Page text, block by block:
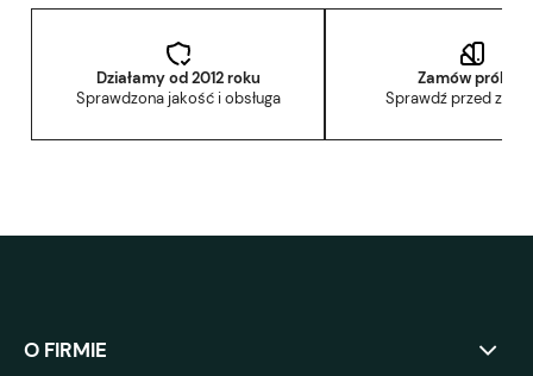
Działamy od 2012 roku
Sprawdzona jakość i obsługa
Zamów próbkę
Sprawdź przed
O FIRMIE